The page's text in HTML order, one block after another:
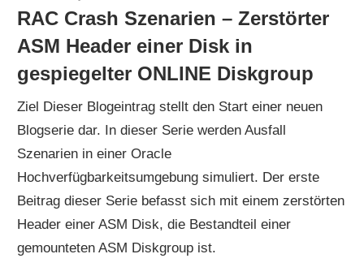
RAC Crash Szenarien – Zerstörter
ASM Header einer Disk in
gespiegelter ONLINE Diskgroup
Ziel Dieser Blogeintrag stellt den Start einer neuen
Blogserie dar. In dieser Serie werden Ausfall
Szenarien in einer Oracle
Hochverfügbarkeitsumgebung simuliert. Der erste
Beitrag dieser Serie befasst sich mit einem zerstörten
Header einer ASM Disk, die Bestandteil einer
gemounteten ASM Diskgroup ist.